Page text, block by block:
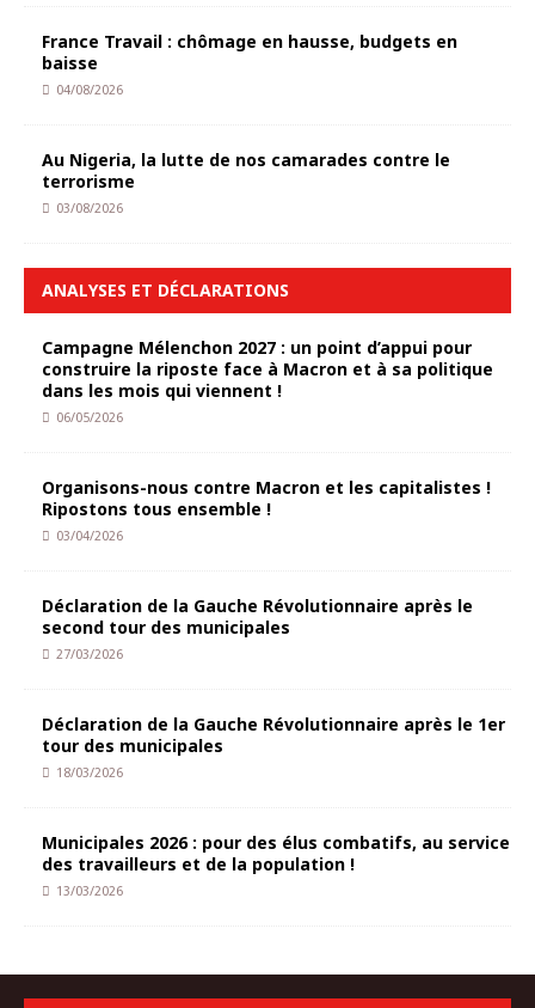
France Travail : chômage en hausse, budgets en
baisse
04/08/2026
Au Nigeria, la lutte de nos camarades contre le
terrorisme
03/08/2026
ANALYSES ET DÉCLARATIONS
Campagne Mélenchon 2027 : un point d’appui pour
construire la riposte face à Macron et à sa politique
dans les mois qui viennent !
06/05/2026
Organisons-nous contre Macron et les capitalistes !
Ripostons tous ensemble !
03/04/2026
Déclaration de la Gauche Révolutionnaire après le
second tour des municipales
27/03/2026
Déclaration de la Gauche Révolutionnaire après le 1er
tour des municipales
18/03/2026
Municipales 2026 : pour des élus combatifs, au service
des travailleurs et de la population !
13/03/2026